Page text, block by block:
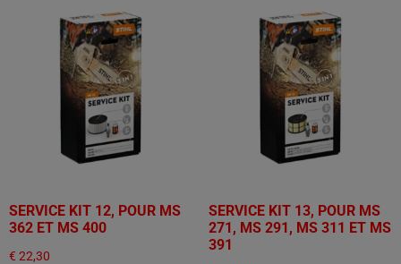
SERVICE KIT 12, POUR MS
362 ET MS 400
€ 22,30
SERVICE KIT 13, POUR MS
271, MS 291, MS 311 ET MS
391